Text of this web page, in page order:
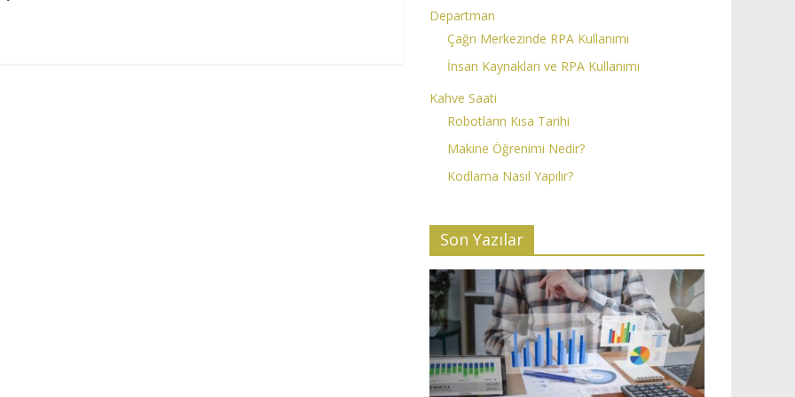
Departman
Çağrı Merkezinde RPA Kullanımı
İnsan Kaynakları ve RPA Kullanımı
Kahve Saati
Robotların Kısa Tarihi
Makine Öğrenimi Nedir?
Kodlama Nasıl Yapılır?
Son Yazılar